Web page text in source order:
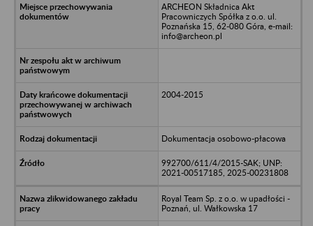
ARCHEON Składnica Akt
Pracowniczych Spółka z o.o. ul.
Poznańska 15, 62-080 Góra, e-mail:
info@archeon.pl
2004-2015
Dokumentacja osobowo-płacowa
992700/611/4/2015-SAK; UNP:
2021-00517185, 2025-00231808
Royal Team Sp. z o.o. w upadłości -
Poznań, ul. Wałkowska 17